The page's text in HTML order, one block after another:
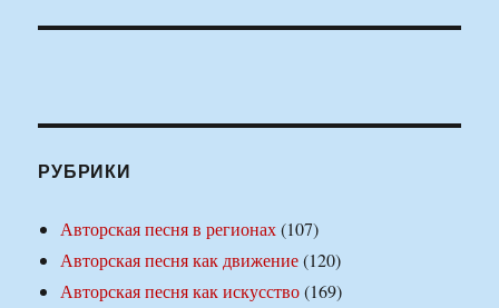
РУБРИКИ
Авторская песня в регионах(107)
Авторская песня как движение(120)
Авторская песня как искусство(169)